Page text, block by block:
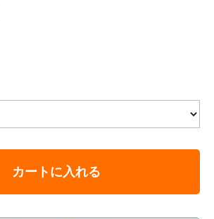
カートに入れる